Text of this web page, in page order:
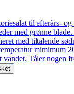
til efterårs-
med grønne
med tiltalende
mimimum
vandet. Tåler nogen